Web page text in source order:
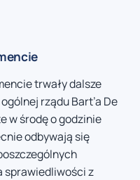
trwały dalsze
rządu Bart’a De
w środę o godzinie
odbywają się
sprawiedliwości z